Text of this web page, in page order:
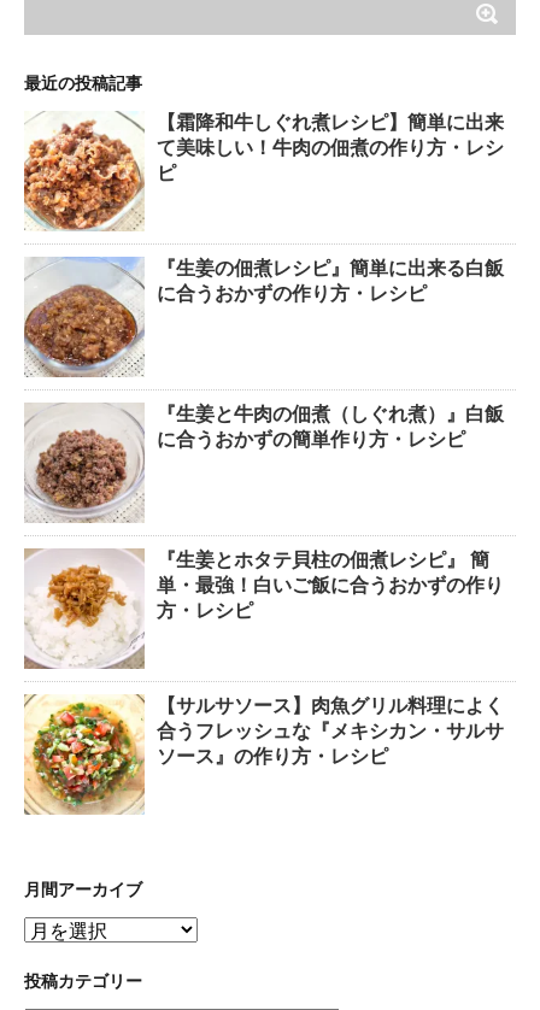
最近の投稿記事
【霜降和牛しぐれ煮レシピ】簡単に出来
て美味しい！牛肉の佃煮の作り方・レシ
ピ
『生姜の佃煮レシピ』簡単に出来る白飯
に合うおかずの作り方・レシピ
『生姜と牛肉の佃煮（しぐれ煮）』白飯
に合うおかずの簡単作り方・レシピ
『生姜とホタテ貝柱の佃煮レシピ』 簡
単・最強！白いご飯に合うおかずの作り
方・レシピ
【サルサソース】肉魚グリル料理によく
合うフレッシュな『メキシカン・サルサ
ソース』の作り方・レシピ
月間アーカイブ
月
ア
投稿カテゴリー